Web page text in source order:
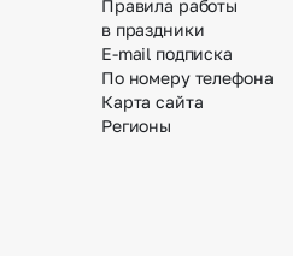
Правила работы
в праздники
E-mail подписка
По номеру телефона
Карта сайта
Регионы